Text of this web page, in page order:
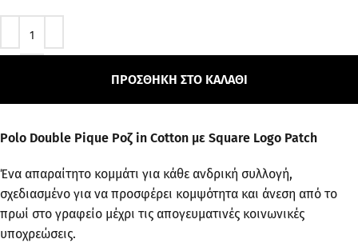
ΠΡΟΣΘΉΚΗ ΣΤΟ ΚΑΛΆΘΙ
Polo Double Pique Ροζ in Cotton με Square Logo Patch
Ένα απαραίτητο κομμάτι για κάθε ανδρική συλλογή,
σχεδιασμένο για να προσφέρει κομψότητα και άνεση από το
πρωί στο γραφείο μέχρι τις απογευματινές κοινωνικές
υποχρεώσεις.